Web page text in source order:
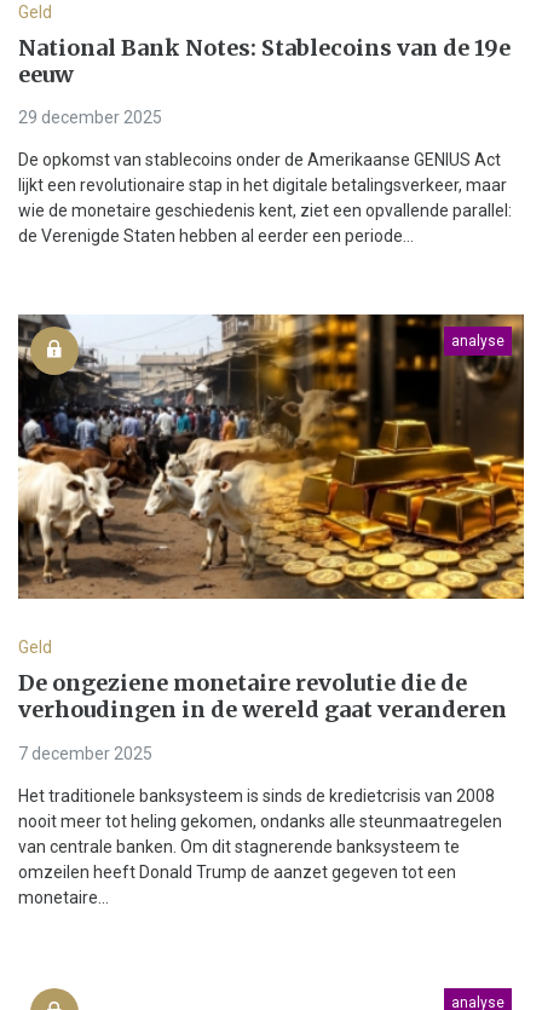
Geld
National Bank Notes: Stablecoins van de 19e
eeuw
29 december 2025
De opkomst van stablecoins onder de Amerikaanse GENIUS Act
lijkt een revolutionaire stap in het digitale betalingsverkeer, maar
wie de monetaire geschiedenis kent, ziet een opvallende parallel:
de Verenigde Staten hebben al eerder een periode...
analyse
Geld
De ongeziene monetaire revolutie die de
verhoudingen in de wereld gaat veranderen
7 december 2025
Het traditionele banksysteem is sinds de kredietcrisis van 2008
nooit meer tot heling gekomen, ondanks alle steunmaatregelen
van centrale banken. Om dit stagnerende banksysteem te
omzeilen heeft Donald Trump de aanzet gegeven tot een
monetaire...
analyse